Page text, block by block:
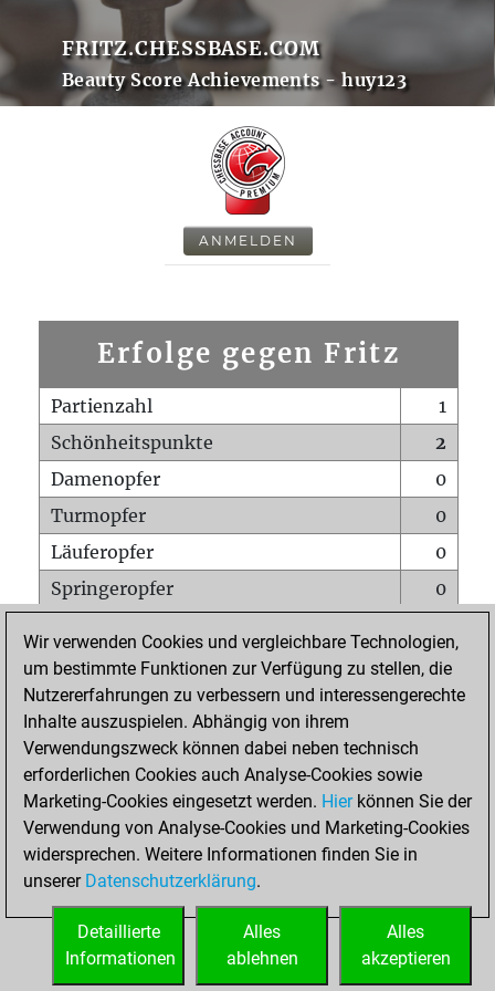
FRITZ.CHESSBASE.COM
Beauty Score Achievements - huy123
ANMELDEN
Erfolge gegen Fritz
Partienzahl
1
Schönheitspunkte
2
Damenopfer
0
Turmopfer
0
Läuferopfer
0
Springeropfer
0
Matt auf vollem Brett
0
Bauer setzt Matt
0
Erstickte Matts
Unterverwandlungen
Türme auf der siebten
0
STARTSEITE
Wir verwenden Cookies und vergleichbare Technologien,
um bestimmte Funktionen zur Verfügung zu stellen, die
Nutzererfahrungen zu verbessern und interessengerechte
Inhalte auszuspielen. Abhängig von ihrem
Verwendungszweck können dabei neben technisch
erforderlichen Cookies auch Analyse-Cookies sowie
Marketing-Cookies eingesetzt werden. Hierkönnen Sie der
Verwendung von Analyse-Cookies und Marketing-Cookies
widersprechen. Weitere Informationen finden Sie in
unserer Datenschutzerklärung.
Alles
akzeptieren
Alles
ablehnen
Detaillierte
Informationen